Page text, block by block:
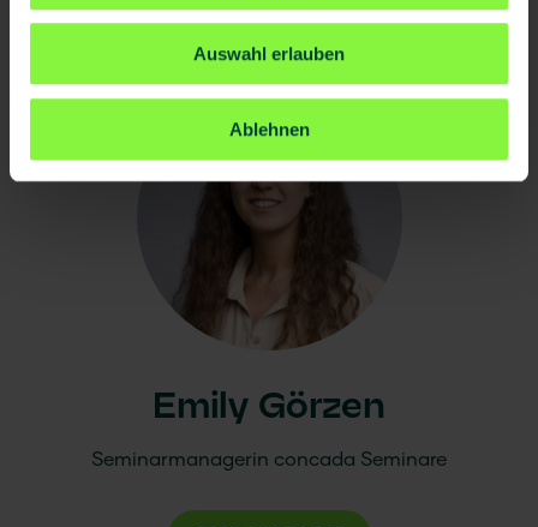
Auswahl erlauben
Ablehnen
E-Mail senden
Emily Görzen
Seminarmanagerin concada Seminare